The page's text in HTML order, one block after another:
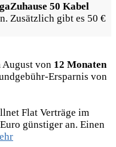
50 Kabel
Zusätzlich gibt es 50 €
von 12 Monaten
Ersparnis von
Flat Verträge im
günstiger an. Einen